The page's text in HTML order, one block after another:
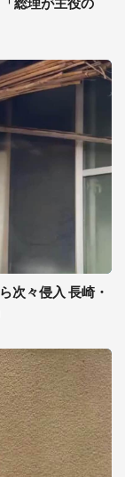
次々侵入 長崎・